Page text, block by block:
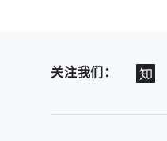
关注我们：